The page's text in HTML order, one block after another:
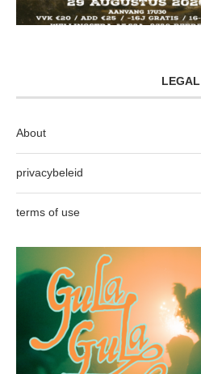
LEGAL
About
privacybeleid
terms of use